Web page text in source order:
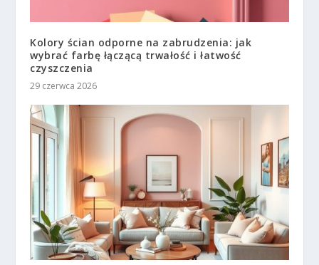
Kolory ścian odporne na zabrudzenia: jak
wybrać farbę łączącą trwałość i łatwość
czyszczenia
29 czerwca 2026